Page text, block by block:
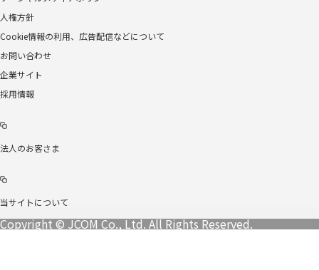
人権方針
Cookie情報の利用、広告配信などについて
お問い合わせ
企業サイト
採用情報
法人のお客さま
当サイトについて
Copyright © JCOM Co., Ltd. All Rights Reserved.